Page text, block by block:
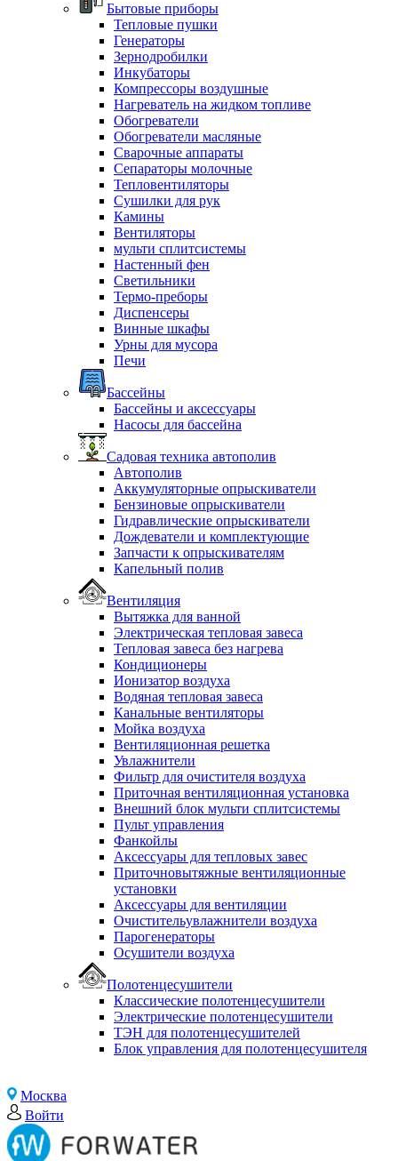
Бытовые приборы
Тепловые пушки
Генераторы
Зернодробилки
Инкубаторы
Компрессоры воздушные
Нагреватель на жидком топливе
Обогреватели
Обогреватели масляные
Сварочные аппараты
Сепараторы молочные
Тепловентиляторы
Сушилки для рук
Камины
Вентиляторы
мульти сплитсистемы
Настенный фен
Светильники
Термо-преборы
Диспенсеры
Винные шкафы
Урны для мусора
Печи
Бассейны
Бассейны и аксессуары
Насосы для бассейна
Садовая техника автополив
Автополив
Аккумуляторные опрыскиватели
Бензиновые опрыскиватели
Гидравлические опрыскиватели
Дождеватели и комплектующие
Запчасти к опрыскивателям
Капельный полив
Вентиляция
Вытяжка для ванной
Электрическая тепловая завеса
Тепловая завеса без нагрева
Кондиционеры
Ионизатор воздуха
Водяная тепловая завеса
Канальные вентиляторы
Мойка воздуха
Вентиляционная решетка
Увлажнители
Фильтр для очистителя воздуха
Приточная вентиляционная установка
Внешний блок мульти сплитсистемы
Пульт управления
Фанкойлы
Аксессуары для тепловых завес
Приточновытяжные вентиляционные
установки
Аксессуары для вентиляции
Очистительувлажнители воздуха
Парогенераторы
Осушители воздуха
Полотенцесушители
Классические полотенцесушители
Электрические полотенцесушители
ТЭН для полотенцесушителей
Блок управления для полотенцесушителя
Москва
Войти